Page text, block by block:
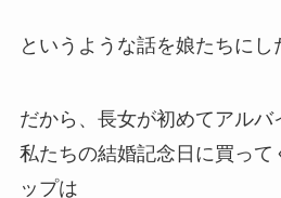
というような話を娘たちにし
だから、長女が初めてアルバ
私たちの結婚記念日に買って
ップは